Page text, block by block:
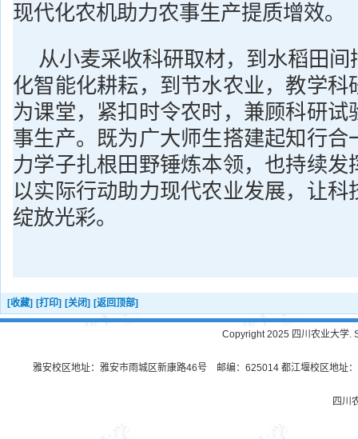
现代化农机助力农事生产提质增效。
从小麦采收科研取材，到水稻田
化智能化耕耘，到节水农业，教学科
为课堂，紧扣时令农时，兼顾科研试
事生产。既为广大师生搭建起知行合
力学子扎根田野锤炼本领，也持续发
以实际行动助力现代农业发展，让科
绽放光彩。
[收藏] [打印] [关闭] [返回顶部]
Copyright 2025 四川农业大学.
雅安校区地址：雅安市雨城区新康路46号 邮编：625014 都江堰校区地址
四川